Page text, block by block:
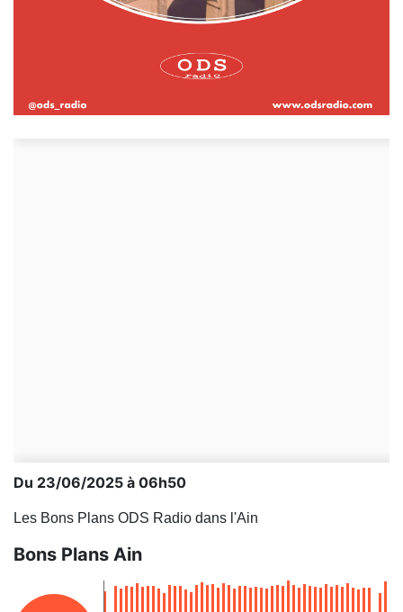
Du 23/06/2025 à 06h50
Les Bons Plans ODS Radio dans l'Ain
Bons Plans Ain